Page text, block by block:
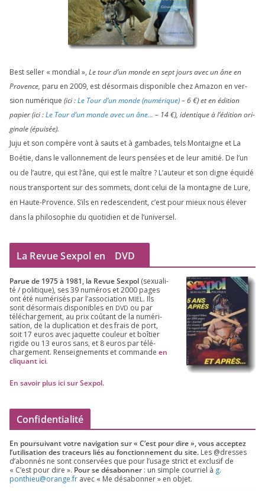
Best sel­ler « mon­dial », Le tour d’un monde en sept jours avec un âne en
Provence, paru en 2009, est désor­mais dis­po­nible chez Amazon en ver­
sion numé­rique (ici :Le Tour d’un monde (numé­rique)–6€) et en édi­tion
papier (ici :Le Tour d’un monde avec un âne… – 14€), iden­tique à l’é­di­tion ori­
gi­nale (épui­sée).
Juju et son com­père vont à sauts et à gam­bades, tels Montaigne et La
Boétie, dans le val­lon­ne­ment de leurs pen­sées et de leur ami­tié. De l’un
ou de l’autre, qui est l’âne, qui est le maître ? L’auteur et son digne équi­dé
nous trans­portent sur des som­mets, dont celui de la mon­tagne de Lure,
en Haute-Provence. S’ils en redes­cendent, c’est pour mieux nous éle­ver
dans la phi­lo­so­phie du quo­ti­dien et de l’universel.
La Revue Sexpol en DVD
Parue de 1975à 1981, la Revue Sex­pol (sexua­li­
té /​ poli­tique), ses39 numé­ros et2000 pages
ont été numé­ri­sés par l’as­so­cia­tion MIEL . Ils
sont désor­mais dis­po­nibles en DVD ou par
télé­char­ge­ment, au prix coû­tant de la numé­ri­
sa­tion, de la dupli­ca­tion et des frais de port,
soit 17 euros avec jaquette cou­leur et boî­tier
rigide ou 13 euros sans, et 8 euros par télé­
char­ge­ment. Ren­sei­gne­ments et com­mande en
cli­quant ici.
En savoir plus ici sur Sexpol.
Confidentialité
En pour­sui­vant votre navi­ga­tion sur « C’est pour dire », vous accep­tez
l’utilisation des tra­ceurs liés au fonc­tion­ne­ment du site. Les @dresses
d’a­bon­nés ne sont conser­vées que pour l’u­sage strict et exclu­sif de
« C’est pour dire ». Pour se désa­bon­ner : un simple cour­riel à g.​
ponthieu@​orange.​fr avec « Me désa­bon­ner » en objet.